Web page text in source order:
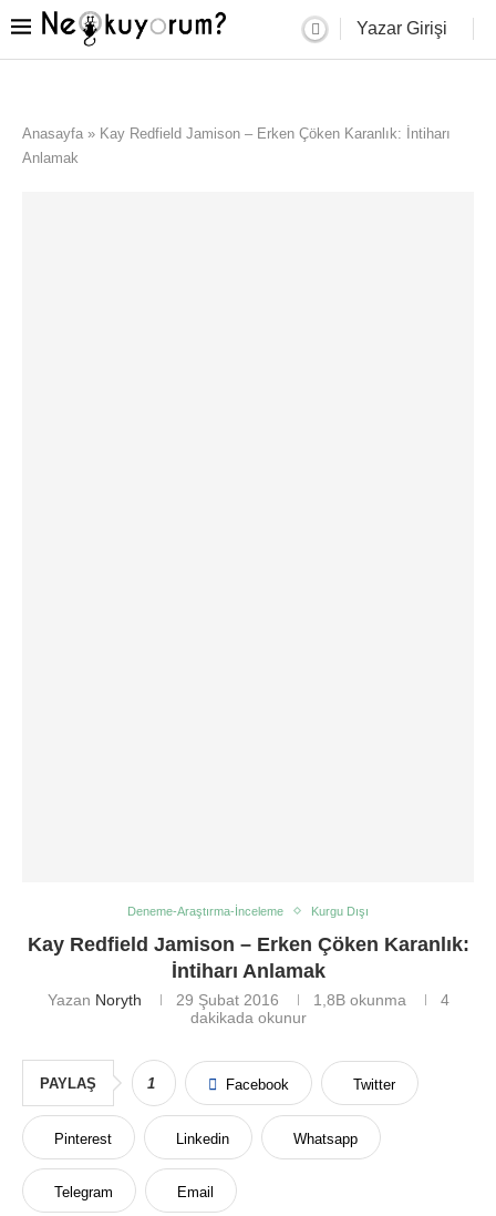
Yazar Girişi
Anasayfa » Kay Redfield Jamison – Erken Çöken Karanlık: İntiharı
Anlamak
Deneme-Araştırma-İnceleme Kurgu Dışı
Kay Redfield Jamison – Erken Çöken Karanlık:
İntiharı Anlamak
Yazan Noryth 29 Şubat 2016 1,8Bokunma
4
dakikada okunur
PAYLAŞ 1 Facebook Twitter
Pinterest Linkedin Whatsapp
Telegram Email